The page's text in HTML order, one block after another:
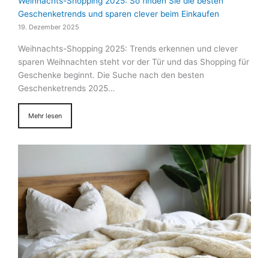
Geschenketrends und sparen clever beim Einkaufen
19. Dezember 2025
Weihnachts-Shopping 2025: Trends erkennen und clever
sparen Weihnachten steht vor der Tür und das Shopping für
Geschenke beginnt. Die Suche nach den besten
Geschenketrends 2025…
Mehr lesen